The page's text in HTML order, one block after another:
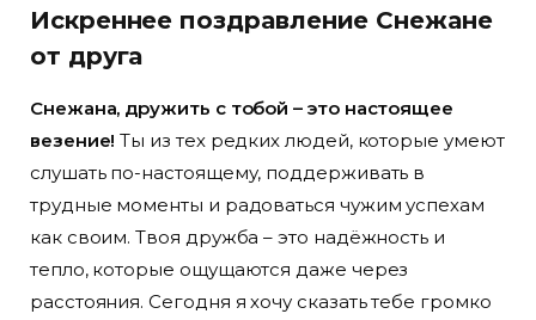
Искреннее поздравление Снежане
от друга
Снежана, дружить с тобой – это настоящее
везение! Ты из тех редких людей, которые умеют
слушать по-настоящему, поддерживать в
трудные моменты и радоваться чужим успехам
как своим. Твоя дружба – это надёжность и
тепло, которые ощущаются даже через
расстояния. Сегодня я хочу сказать тебе громко